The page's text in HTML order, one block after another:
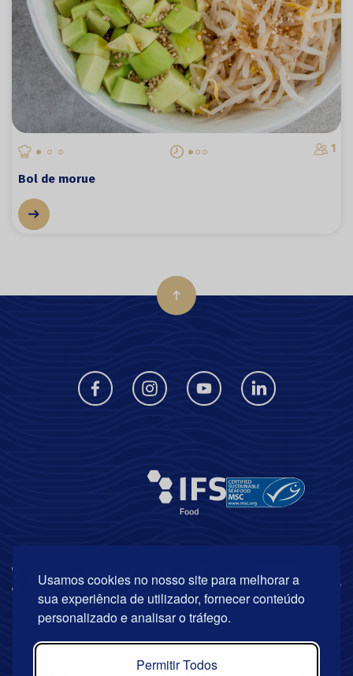
Usamos cookies no nosso site para melhorar a
sua experiência de utilizador, fornecer conteúdo
personalizado e analisar o tráfego.
Permitir Todos
1
Bol de morue